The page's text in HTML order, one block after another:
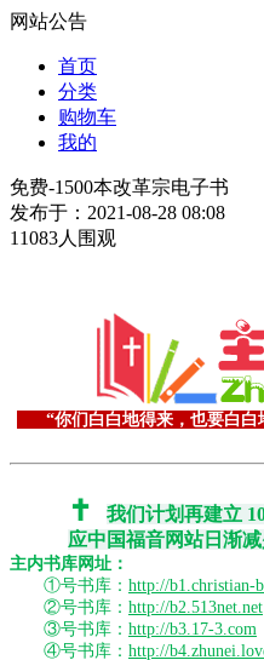
网站公告
首页
分类
购物车
我的
免费-1500本改革宗电子书
发布于：2021-08-28 08:08
11083人围观
“你们白白地得来，也要白
✝️ 我们计划再建立
应中国福音网站日渐减
主内书库网址：
①号书库： http://b1.christian-
②号书库： http://b2.513net.net
③号书库： http://b3.17-3.com
④号书库： http://